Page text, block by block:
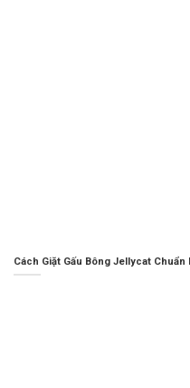
Cách Giặt Gấu Bông Jellycat Chuẩn